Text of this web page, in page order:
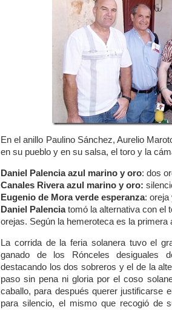
En el anillo Paulino Sánchez, Aurelio
en su pueblo y en su salsa, el toro y la
Daniel Palencia azul marino y oro: dos
Canales Rivera azul marino y oro:
Eugenio de Mora verde esperanza: oreja
Daniel Palenciatomó la alternativa con el
orejas. Según la hemeroteca es la primera
La corrida de la feria solanera tuvo el
ganado de los Rónceles desiguales
destacando los dos sobreros y el de la
paso sin pena ni gloria por el coso
caballo, para después querer justificarse
para silencio, el mismo que recogió de